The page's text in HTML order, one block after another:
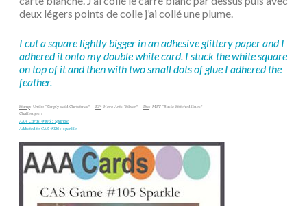
deux légers points de colle j’ai collé une plume.
I cut a square lightly bigger in an adhesive glittery paper and I
adhered it onto my double white card. I stuck the white square
on top of it and then with two small dots of glue I adhered the
feather.
Stamp: Uniko “Simply said Christmas” – EP: Hero Arts “Silver” – Die: MFT “Basic Stitched lines”
Challenges :
AAA Cards #105 : Sparkle
Addicted to CAS #126 : sparkle